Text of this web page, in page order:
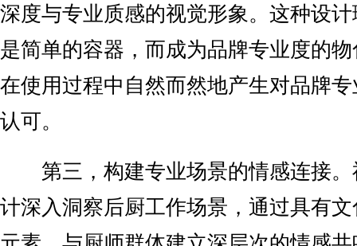
深度与专业质感的视觉形象。这种设
是简单的容器，而成为品牌专业度的
在使用过程中自然而然地产生对品牌
认可。
第三，构建专业场景的情感连接。
计深入洞察后厨工作场景，通过具有